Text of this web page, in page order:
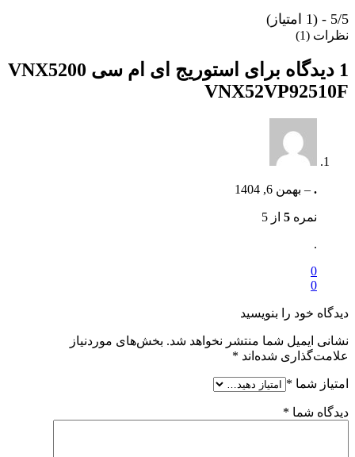
5/5 - (1 امتیاز)
نظرات (1)
1 دیدگاه برای
استوریج ای ام سی VNX5200
VNX52VP92510F
.
– بهمن 6, 1404
نمره 5 از 5
.
0
0
دیدگاه خود را بنویسید
نشانی ایمیل شما منتشر نخواهد شد. بخش‌های موردنیاز
علامت‌گذاری شده‌اند *
امتیاز شما *
دیدگاه شما *